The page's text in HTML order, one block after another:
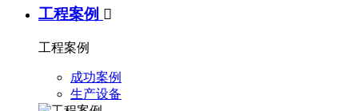
工程案例 
工程案例
成功案例
生产设备